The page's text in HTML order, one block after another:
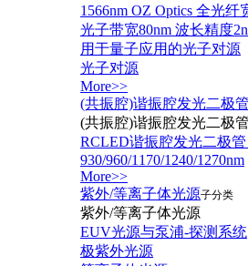
1566nm OZ Optics 全光
光子带宽80nm 波长精度
用于量子应用的光子对源
光子对源
More>>
(共振腔)谐振腔发光二极
(共振腔)谐振腔发光二极
RCLED谐振腔发光二极
930/960/1170/1240/1270nm
More>>
紫外/等离子体光源子分类
紫外/等离子体光源
EUV光源与泵浦-探测系统
极紫外光源